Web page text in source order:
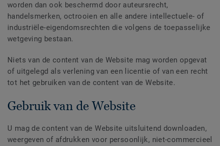
worden dan ook beschermd door auteursrecht,
handelsmerken, octrooien en alle andere intellectuele- of
industriële-eigendomsrechten die volgens de toepasselijke
wetgeving bestaan.
Niets van de content van de Website mag worden opgevat
of uitgelegd als verlening van een licentie of van een recht
tot het gebruiken van de content van de Website.
Gebruik van de Website
U mag de content van de Website uitsluitend downloaden,
weergeven of afdrukken voor persoonlijk, niet-commercieel